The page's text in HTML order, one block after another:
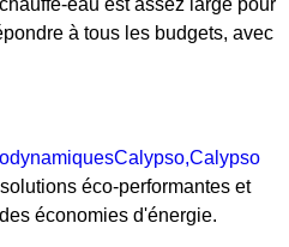
à tous les budgets, avec
Calypso,Calypso
éco-performantes et
économies d'énergie.